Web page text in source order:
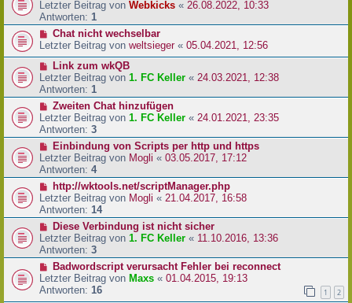
Letzter Beitrag von Webkicks « 26.08.2022, 10:33
Antworten: 1
Chat nicht wechselbar
Letzter Beitrag von weltsieger« 05.04.2021, 12:56
Link zum wkQB
Letzter Beitrag von 1. FC Keller « 24.03.2021, 12:38
Antworten: 1
Zweiten Chat hinzufügen
Letzter Beitrag von 1. FC Keller « 24.01.2021, 23:35
Antworten: 3
Einbindung von Scripts per http und https
Letzter Beitrag von Mogli « 03.05.2017, 17:12
Antworten: 4
http://wktools.net/scriptManager.php
Letzter Beitrag von Mogli « 21.04.2017, 16:58
Antworten: 14
Diese Verbindung ist nicht sicher
Letzter Beitrag von 1. FC Keller « 11.10.2016, 13:36
Antworten: 3
Badwordscript verursacht Fehler bei reconnect
Letzter Beitrag von Maxs « 01.04.2015, 19:13
Antworten: 16 1 2